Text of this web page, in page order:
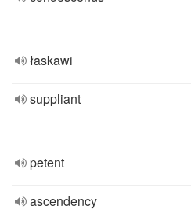
łaskawi
suppliant
petent
ascendency